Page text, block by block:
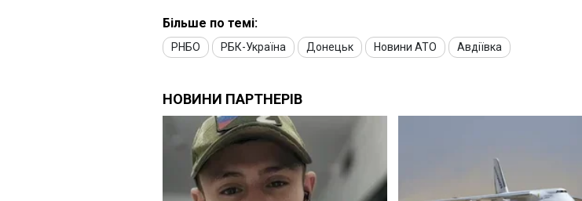
Більше по темі:
РНБО РБК-Україна Донецьк Новини АТО Авдіївка